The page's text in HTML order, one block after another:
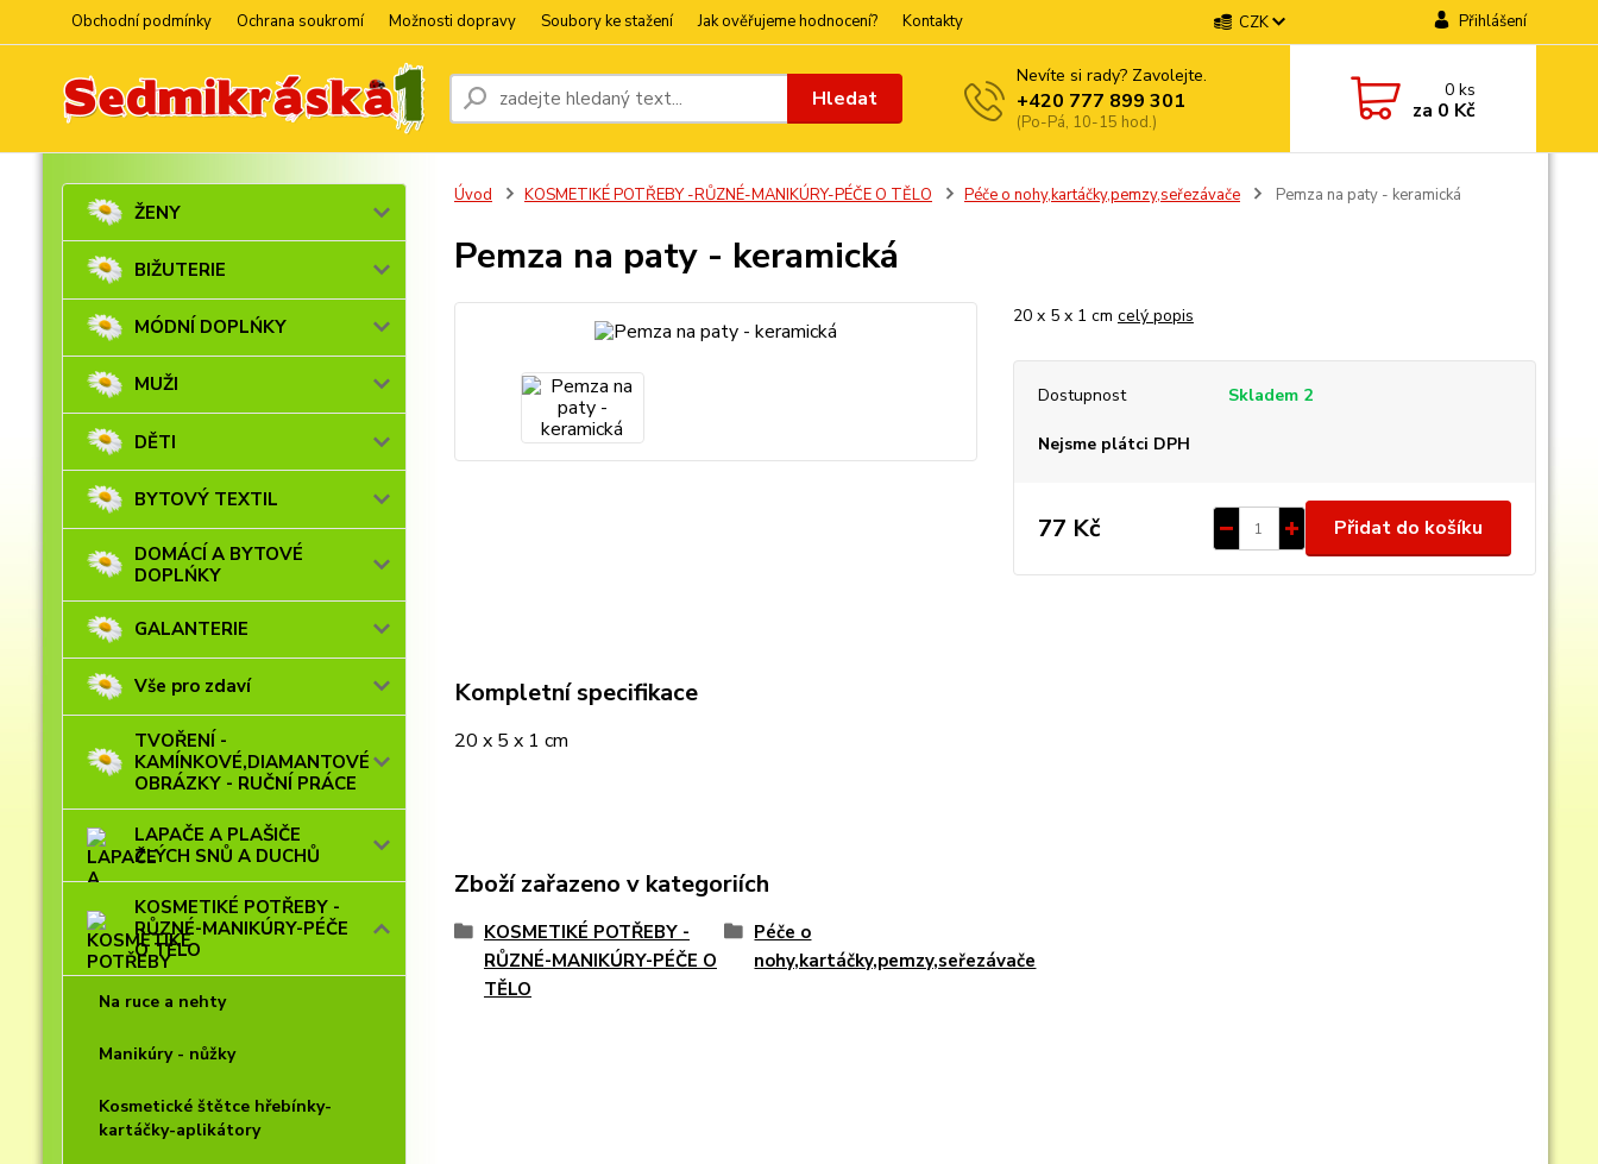
Obchodní podmínky Ochrana soukromí Možnosti dopravy Soubory ke stažení Jak ověřujeme hodnocení? Kontakty CZK Přihlášení
Hledat
Nevíte si rady? Zavolejte.
+420 777 899 301
(Po-Pá, 10-15 hod.)
0ks
za 0 Kč
ŽENY
BIŽUTERIE
MÓDNÍ DOPLŃKY
MUŽI
DĚTI
BYTOVÝ TEXTIL
DOMÁCÍ A BYTOVÉ
DOPLŃKY
GALANTERIE
Vše pro zdaví
TVOŘENÍ -
KAMÍNKOVÉ,DIAMANTOVÉ
OBRÁZKY - RUČNÍ PRÁCE
LAPAČE A PLAŠIČE
ZLÝCH SNŮ A DUCHŮ
KOSMETIKÉ POTŘEBY -
RŮZNÉ-MANIKÚRY-PÉČE
O TĚLO
Na ruce a nehty
Manikúry - nůžky
Kosmetické štětce hřebínky-
kartáčky-aplikátory
Úvod KOSMETIKÉ POTŘEBY -RŮZNÉ-MANIKÚRY-PÉČE O TĚLO Péče o nohy,kartáčky,pemzy,seřezávače Pemza na paty - keramická
Pemza na paty - keramická
20 x 5 x 1 cm celý popis
Dostupnost Skladem 2
Nejsme plátci DPH
77 Kč Přidat do košíku
Kompletní specifikace
20 x 5 x 1 cm
Zboží zařazeno v kategoriích
KOSMETIKÉ POTŘEBY -
RŮZNÉ-MANIKÚRY-PÉČE O
TĚLO
Péče o
nohy,kartáčky,pemzy,seřezávače